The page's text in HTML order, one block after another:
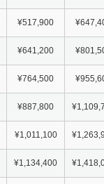
¥517,900
¥641,200
¥764,500
¥887,800
¥1,011,100
¥1,134,400